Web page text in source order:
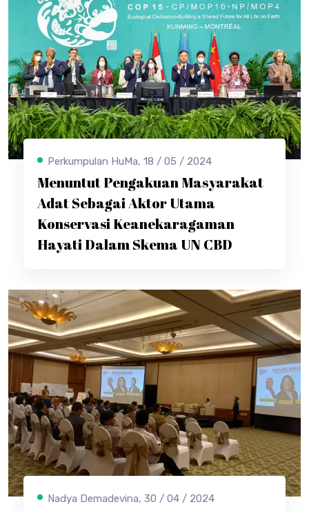
Perkumpulan HuMa, 18 / 05 / 2024
Menuntut Pengakuan Masyarakat
Adat Sebagai Aktor Utama
Konservasi Keanekaragaman
Hayati Dalam Skema UN CBD
Nadya Demadevina, 30 / 04 / 2024